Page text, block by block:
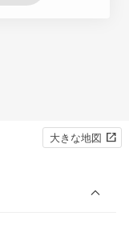
大きな地図